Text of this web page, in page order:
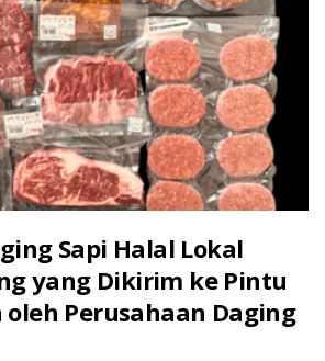
Sapi Halal Lokal
yang Dikirim ke Pintu
oleh Perusahaan Daging